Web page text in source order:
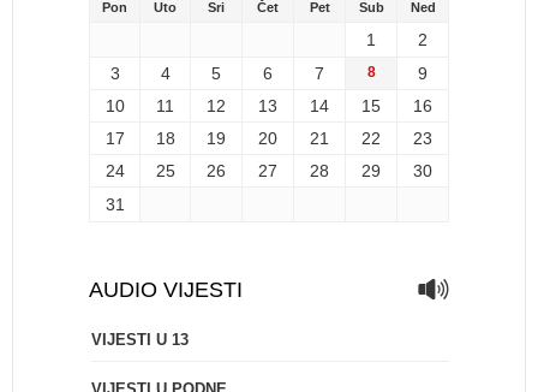
Pon Uto Sri Čet Pet Sub Ned
1
2
3
4 5 6 7 8
9
10
11 12 13 14 15
16
17
18 19 20 21 22
23
24
25 26 27 28 29
30
31
AUDIO VIJESTI
VIJESTI U 13